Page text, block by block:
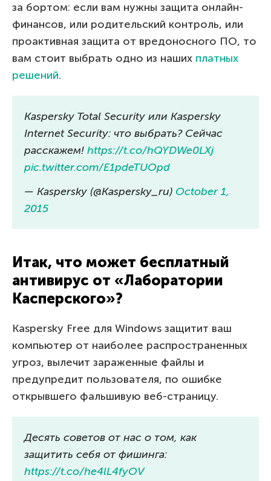
за бортом: если вам нужны защита онлайн-
финансов, или родительский контроль, или
проактивная защита от вредоносного ПО, то
вам стоит выбрать одно из наших платных
решений.
Kaspersky Total Security или Kaspersky
Internet Security: что выбрать? Сейчас
расскажем! https://t.co/hQYDWe0LXj
pic.twitter.com/E1pdeTUOpd
— Kaspersky (@Kaspersky_ru) October 1,
2015
Итак, что может бесплатный
антивирус от «Лаборатории
Касперского»?
Kaspersky Free для Windows защитит ваш
компьютер от наиболее распространенных
угроз, вылечит зараженные файлы и
предупредит пользователя, по ошибке
открывшего фальшивую веб-страницу.
Десять советов от нас о том, как
защитить себя от фишинга:
https://t.co/he4lL4fyOV